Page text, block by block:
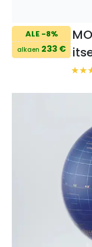
ALE -8%
alkaen 233 €